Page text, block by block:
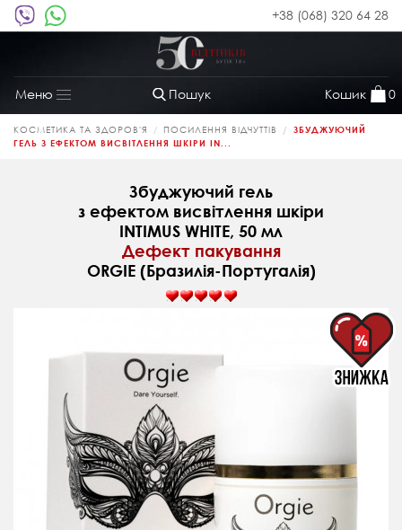
+38 (068) 320 64 28
Пошук Кошик 0
Меню
Toggle
navigation
КОСМЕТИКА ТА ЗДОРОВ'Я ПОСИЛЕННЯ ВІДЧУТТІВ
ЗБУДЖУЮЧИЙ
ГЕЛЬ З ЕФЕКТОМ ВИСВІТЛЕННЯ ШКІРИ IN...
Збуджуючий гель
з ефектом висвітлення шкіри
INTIMUS WHITE, 50 мл
Дефект пакування
ORGIE (Бразилія-Португалія)